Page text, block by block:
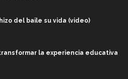
del baile su vida (video)
la experiencia educativa